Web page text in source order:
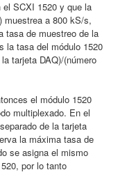
SCXI 1520 y que la
muestrea a 800 kS/s,
tasa de muestreo de la
la tasa del módulo 1520
tarjeta DAQ)/(número
el módulo 1520
multiplexado. En el
de la tarjeta
la máxima tasa de
se asigna el mismo
por lo tanto